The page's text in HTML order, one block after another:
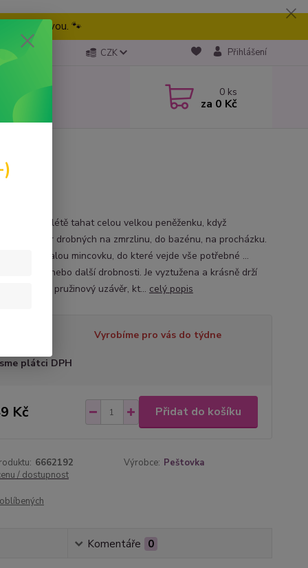
tu pravou. 🐾
CZK Přihlášení
0 ks
za 0 Kč
sebou v létě tahat celou velkou peněženku, když
jen pár drobných na zmrzlinu, do bazénu, na procházku.
malou mincovku, do které vejde vše potřebné ...
na rty, nebo další drobnosti. Je vyztužena a krásně drží
se na pružinový uzávěr, kt... celý popis
Vyrobíme pro vás do týdne
plátci DPH
Kč Přidat do košíku
6662192 Výrobce: Peštovka
/ dostupnost
Komentáře 0